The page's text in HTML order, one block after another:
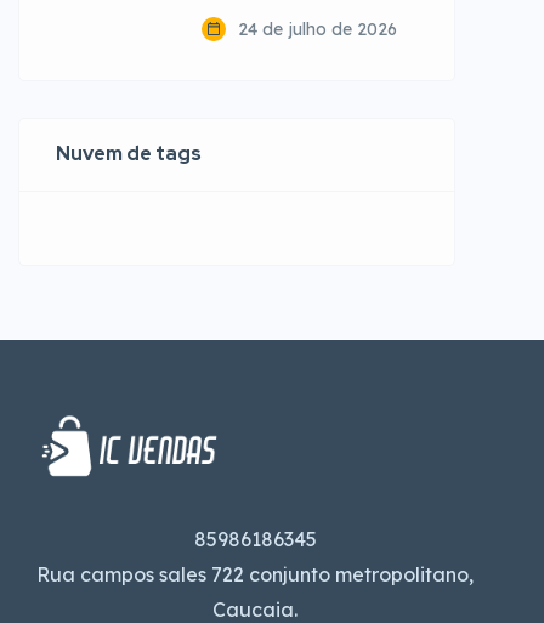
24 de julho de 2026
Nuvem de tags
85986186345
Rua campos sales 722 conjunto metropolitano,
Caucaia.